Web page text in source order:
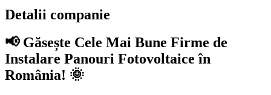
Detalii companie
📢 Găsește Cele Mai Bune Firme de
Instalare Panouri Fotovoltaice în
România! 🌞